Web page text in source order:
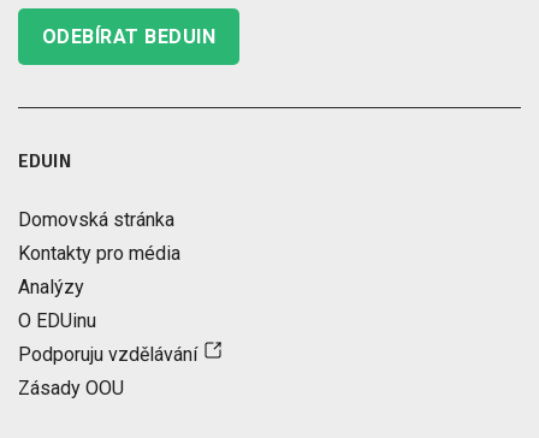
ODEBÍRAT BEDUIN
EDUIN
Domovská stránka
Kontakty pro média
Analýzy
O EDUinu
Podporuju vzdělávání
Zásady OOU